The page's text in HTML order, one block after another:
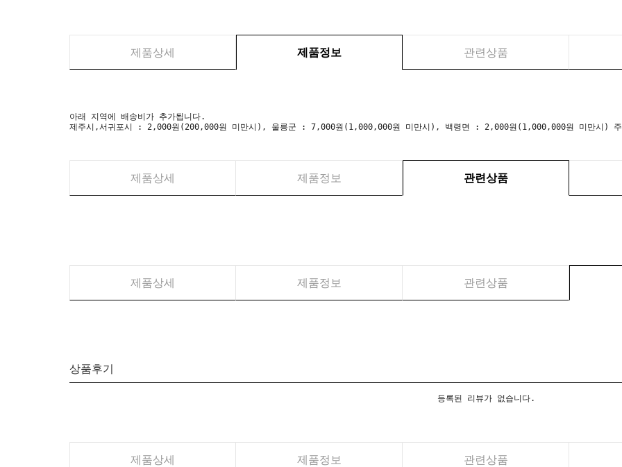
제품상세 제품정보 관련상품
아래 지역에 배송비가 추가됩니다.
제주시,서귀포시 : 2,000원(200,000원 미만시), 울릉군 : 7,000원(1,000,000원 미만시), 백령면 : 2,000원(1,000,000원 미만시) 주
제품상세 제품정보 관련상품
제품상세 제품정보 관련상품
상품후기
등록된 리뷰가 없습니다.
제품상세 제품정보 관련상품